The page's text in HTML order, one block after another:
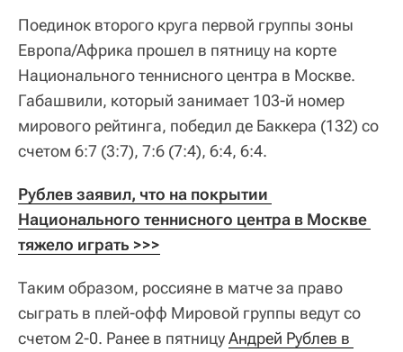
Поединок второго круга первой группы зоны
Европа/Африка прошел в пятницу на корте
Национального теннисного центра в Москве.
Габашвили, который занимает 103-й номер
мирового рейтинга, победил де Баккера (132) со
счетом 6:7 (3:7), 7:6 (7:4), 6:4, 6:4.
Рублев заявил, что на покрытии
Национального теннисного центра в Москве
тяжело играть >>>
Таким образом, россияне в матче за право
сыграть в плей-офф Мировой группы ведут со
счетом 2-0. Ранее в пятницуАндрей Рублев в